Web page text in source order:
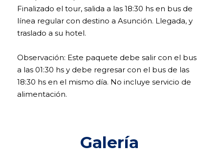
Finalizado el tour, salida a las 18:30 hs en bus de
línea regular con destino a Asunción. Llegada, y
traslado a su hotel.
Observación: Este paquete debe salir con el bus
a las 01:30 hs y debe regresar con el bus de las
18:30 hs en el mismo día. No incluye servicio de
alimentación.
Galería